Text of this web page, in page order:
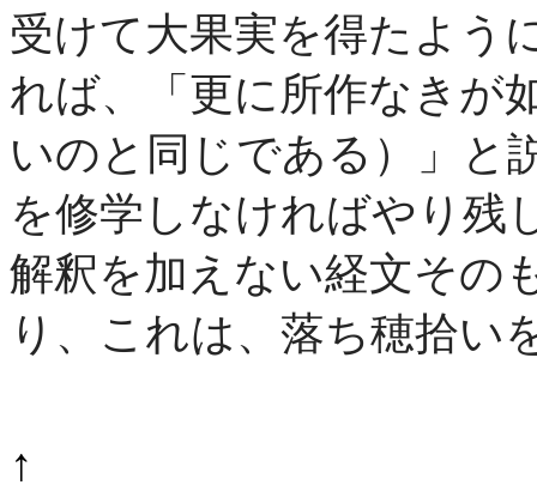
受けて大果実を得たよう
れば、「更に所作なきが
いのと同じである）」と
を修学しなければやり残
解釈を加えない経文その
り、これは、落ち穂拾い
↑